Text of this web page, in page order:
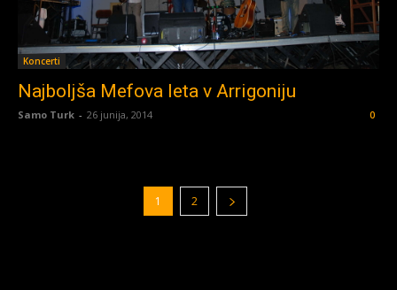
Koncerti
Najboljša Mefova leta v Arrigoniju
Samo Turk - 26 junija, 2014 0
1 2